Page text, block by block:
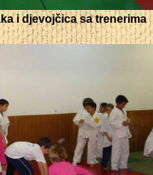
i djevojčica sa trenerima